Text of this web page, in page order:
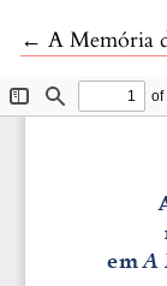
←Voltar aos
A Memória da História: